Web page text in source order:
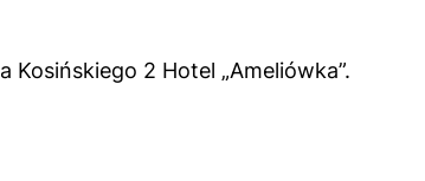
2 Hotel „Ameliówka”.